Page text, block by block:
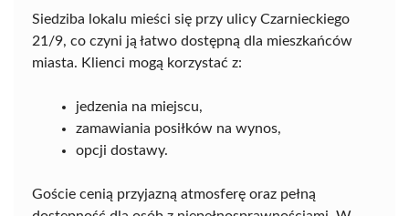
Siedziba lokalu mieści się przy ulicy Czarnieckiego
21/9, co czyni ją łatwo dostępną dla mieszkańców
miasta. Klienci mogą korzystać z:
jedzenia na miejscu,
zamawiania posiłków na wynos,
opcji dostawy.
Goście cenią przyjazną atmosferę oraz pełną